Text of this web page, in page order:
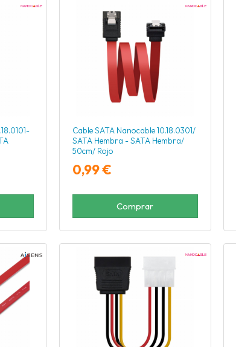
Cable SATA Nanocable 10.18.0301/
SATA Hembra - SATA Hembra/
50cm/ Rojo
0,99 €
Comprar